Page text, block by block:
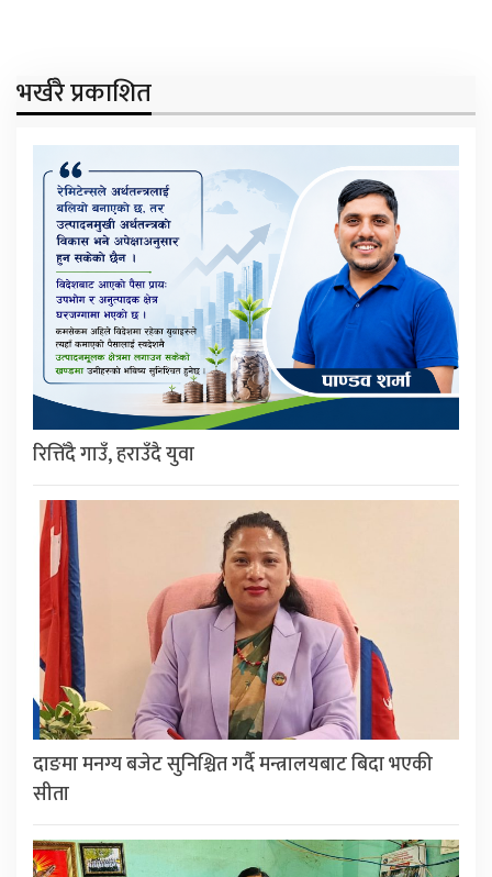
भर्खरै प्रकाशित
रित्तिँदै गाउँ, हराउँदै युवा
दाङमा मनग्य बजेट सुनिश्चित गर्दै मन्त्रालयबाट बिदा भएकी
सीता